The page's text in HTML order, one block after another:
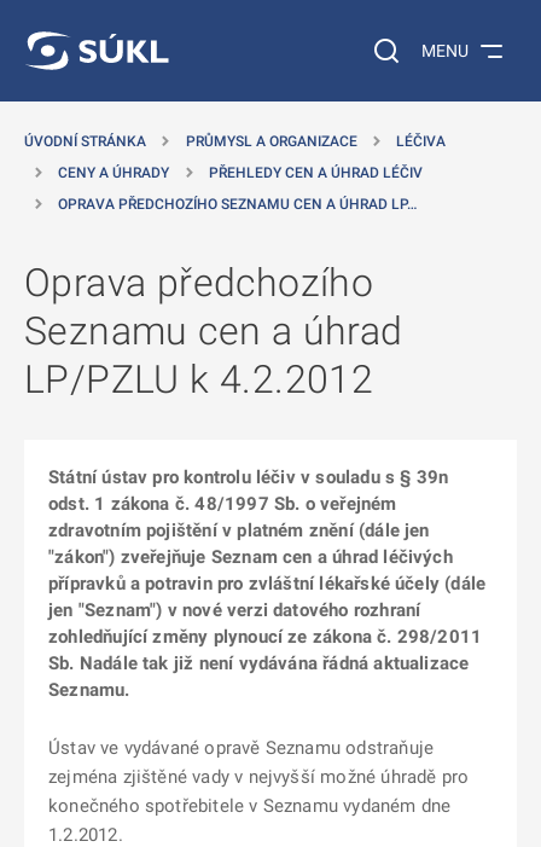
Vyhledávání na
MENU
ÚVODNÍ STRÁNKA PRŮMYSL A ORGANIZACE
LÉČIVA
CENY A ÚHRADY
PŘEHLEDY CEN A ÚHRAD LÉČIV
OPRAVA PŘEDCHOZÍHO SEZNAMU CEN A ÚHRAD LP…
Oprava předchozího
Seznamu cen a úhrad
LP/PZLU k 4.2.2012
Státní ústav pro kontrolu léčiv v souladu s § 39n
odst. 1 zákona č. 48/1997 Sb. o veřejném
zdravotním pojištění v platném znění (dále jen
"zákon") zveřejňuje Seznam cen a úhrad léčivých
přípravků a potravin pro zvláštní lékařské účely (dále
jen "Seznam") v nové verzi datového rozhraní
zohledňující změny plynoucí ze zákona č. 298/2011
Sb. Nadále tak již není vydávána řádná aktualizace
Seznamu.
Ústav ve vydávané opravě Seznamu odstraňuje
zejména zjištěné vady v nejvyšší možné úhradě pro
konečného spotřebitele v Seznamu vydaném dne
1.2.2012.